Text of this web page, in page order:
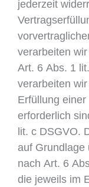
jederzeit
verarbeiten
Art. 6 Abs. 1
verarbeiten
Erfüllung
erforderlich
lit. c DSGVO.
auf Grundlage
nach Art. 6
die jeweils im